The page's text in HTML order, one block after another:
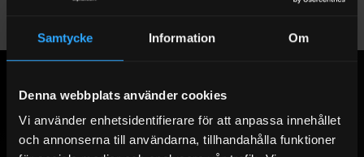
Samtycke Information Om
Denna webbplats använder cookies
Vi använder enhetsidentifierare för att anpassa innehållet
och annonserna till användarna, tillhandahålla funktioner